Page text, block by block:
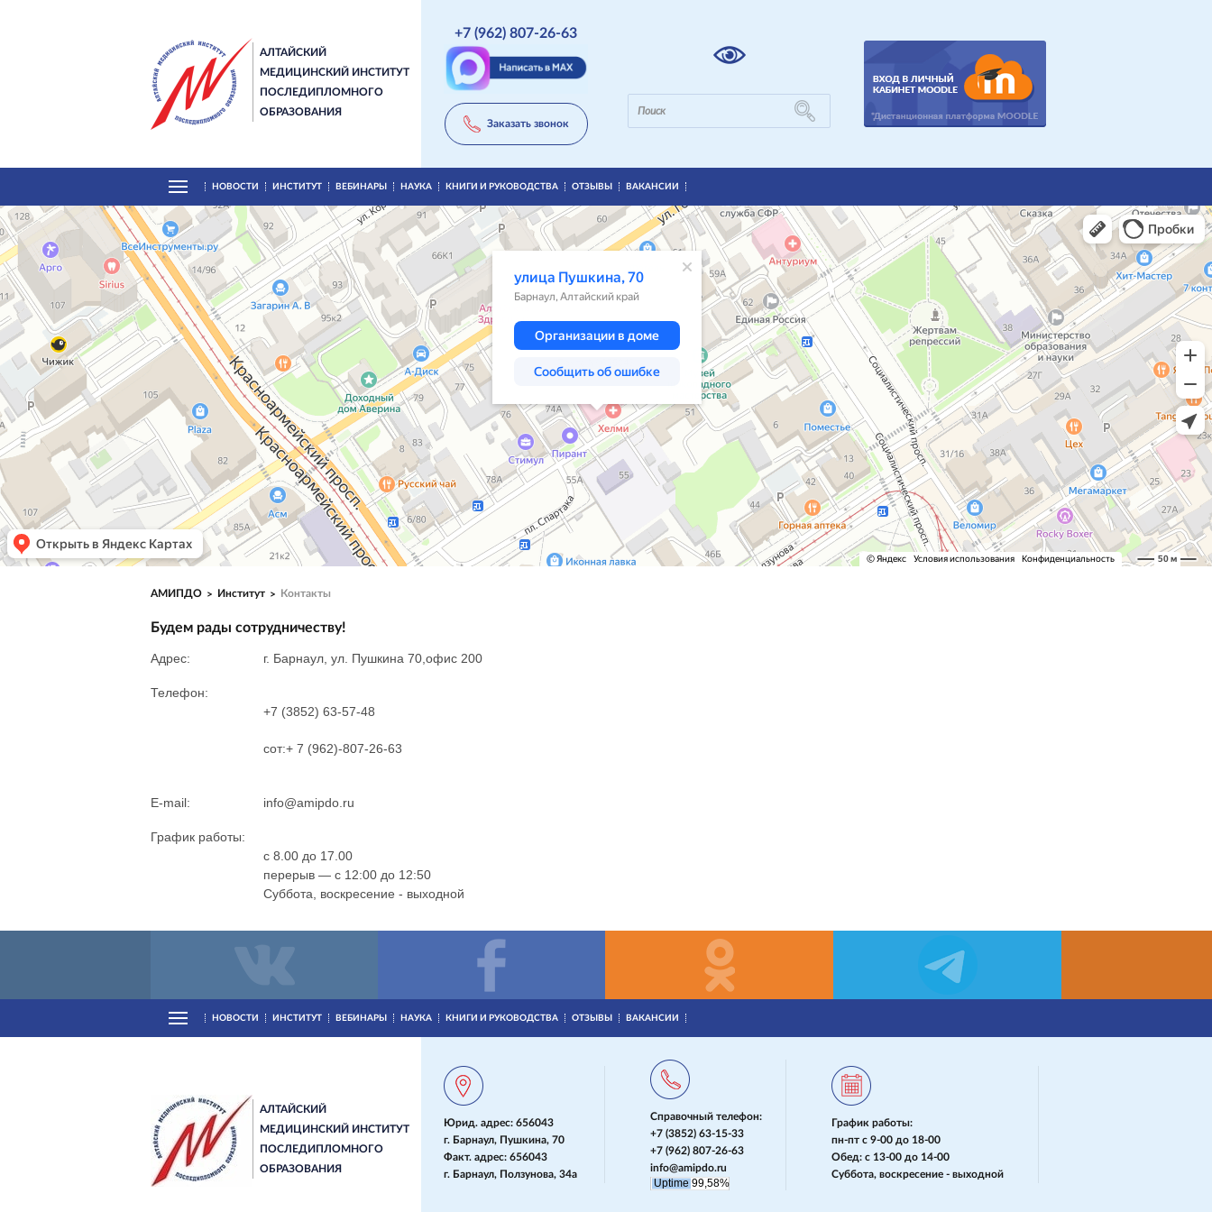
АЛТАЙСКИЙ
МЕДИЦИНСКИЙ ИНСТИТУТ
ПОСЛЕДИПЛОМНОГО
ОБРАЗОВАНИЯ
+7 (962) 807-26-63
Заказать звонок
НОВОСТИ ИНСТИТУТ ВЕБИНАРЫ НАУКА КНИГИ И РУКОВОДСТВА ОТЗЫВЫ ВАКАНСИИ
АМИПДО Институт Контакты
Будем рады сотрудничеству!
Адрес: г. Барнаул, ул. Пушкина 70,офис 200
Телефон:
+7 (3852) 63-57-48
сот:+ 7 (962)-807-26-63
E-mail: info@amipdo.ru
График работы:
с 8.00 до 17.00
перерыв — с 12:00 до 12:50
Суббота, воскресение - выходной
НОВОСТИ ИНСТИТУТ ВЕБИНАРЫ НАУКА КНИГИ И РУКОВОДСТВА ОТЗЫВЫ ВАКАНСИИ
АЛТАЙСКИЙ
МЕДИЦИНСКИЙ ИНСТИТУТ
ПОСЛЕДИПЛОМНОГО
ОБРАЗОВАНИЯ
Юрид. адрес: 656043
г. Барнаул, Пушкина, 70
Факт. адрес: 656043
г. Барнаул, Ползунова, 34а
Справочный телефон:
+7 (3852) 63-15-33
+7 (962) 807-26-63
info@amipdo.ru
График работы:
пн-пт с 9-00 до 18-00
Обед: с 13-00 до 14-00
Суббота, воскресение - выходной